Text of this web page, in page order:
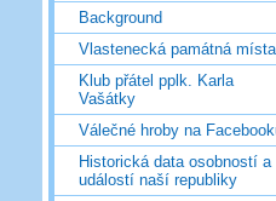
Background
Vlastenecká památná místa
Klub přátel pplk. Karla
Vašátky
Válečné hroby na
Historická data osobností a
událostí naší republiky